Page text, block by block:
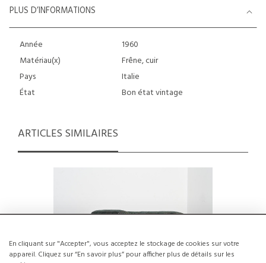
En cliquant sur "Accepter", vous acceptez le stockage de cookies sur votre
appareil. Cliquez sur “En savoir plus” pour afficher plus de détails sur les
PLUS D’INFORMATIONS
Année
1960
Matériau(x)
Frêne, cuir
Pays
Italie
État
Bon état vintage
ARTICLES SIMILAIRES